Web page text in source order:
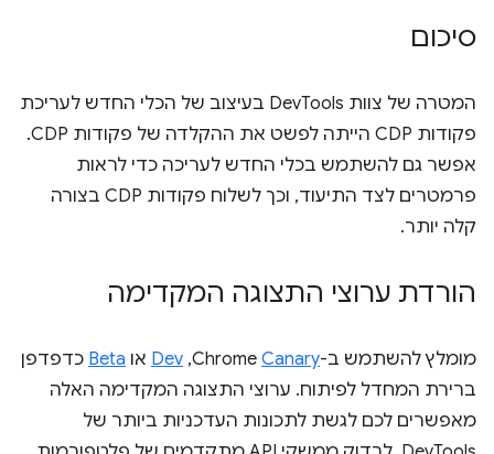
סיכום
המטרה של צוות DevTools בעיצוב של הכלי החדש לעריכת
פקודות CDP הייתה לפשט את ההקלדה של פקודות CDP.
אפשר גם להשתמש בכלי החדש לעריכה כדי לראות
פרמטרים לצד התיעוד, וכך לשלוח פקודות CDP בצורה
קלה יותר.
הורדת ערוצי התצוגה המקדימה
מומלץ להשתמש ב-ChromeCanary
,‏
Dev או Beta כדפדפן
ברירת המחדל לפיתוח. ערוצי התצוגה המקדימה האלה
מאפשרים לכם לגשת לתכונות העדכניות ביותר של